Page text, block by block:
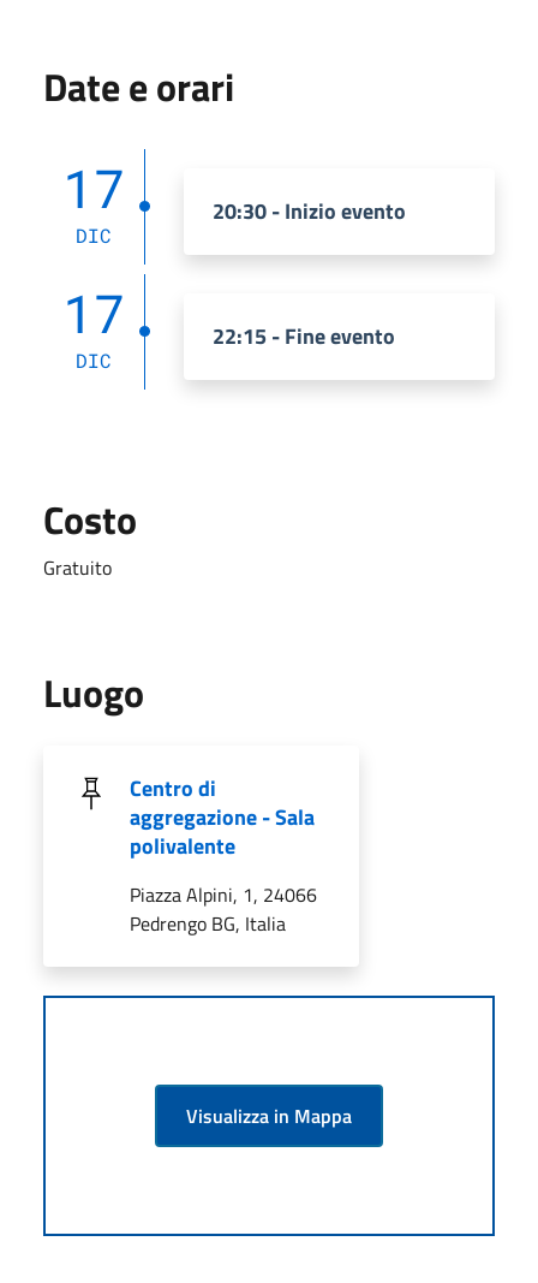
Date e orari
17
DIC
20:30 - Inizio evento
17
DIC
22:15 - Fine evento
Costo
Gratuito
Luogo
Centro di
aggregazione - Sala
polivalente
Piazza Alpini, 1, 24066
Pedrengo BG, Italia
Visualizza in Mappa